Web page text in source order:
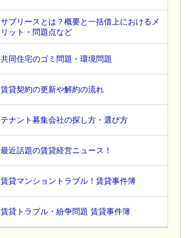
サブリースとは？概要と一括借上におけるメ
リット・問題点など
共同住宅のゴミ問題・環境問題
賃貸契約の更新や解約の流れ
テナント募集会社の探し方・選び方
最近話題の賃貸経営ニュース！
賃貸マンショントラブル！賃貸事件簿
賃貸トラブル・紛争問題 賃貸事件簿